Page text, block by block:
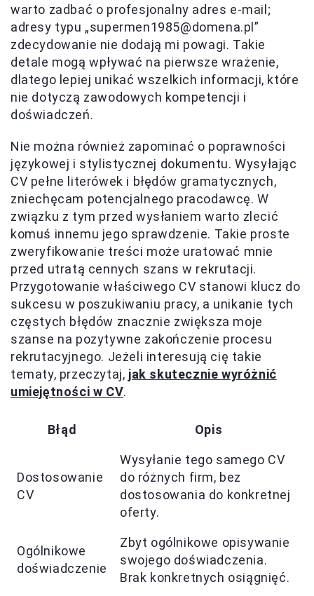
warto zadbać o profesjonalny adres e-mail;
adresy typu „supermen1985@domena.pl”
zdecydowanie nie dodają mi powagi. Takie
detale mogą wpływać na pierwsze wrażenie,
dlatego lepiej unikać wszelkich informacji, które
nie dotyczą zawodowych kompetencji i
doświadczeń.
Nie można również zapominać o poprawności
językowej i stylistycznej dokumentu. Wysyłając
CV pełne literówek i błędów gramatycznych,
zniechęcam potencjalnego pracodawcę. W
związku z tym przed wysłaniem warto zlecić
komuś innemu jego sprawdzenie. Takie proste
zweryfikowanie treści może uratować mnie
przed utratą cennych szans w rekrutacji.
Przygotowanie właściwego CV stanowi klucz do
sukcesu w poszukiwaniu pracy, a unikanie tych
częstych błędów znacznie zwiększa moje
szanse na pozytywne zakończenie procesu
rekrutacyjnego. Jeżeli interesują cię takie
tematy, przeczytaj, jak skutecznie wyróżnić
umiejętności w CV.
Błąd Opis
Dostosowanie
CV
Wysyłanie tego samego CV
do różnych firm, bez
dostosowania do konkretnej
oferty.
Ogólnikowe
doświadczenie
Zbyt ogólnikowe opisywanie
swojego doświadczenia.
Brak konkretnych osiągnięć.